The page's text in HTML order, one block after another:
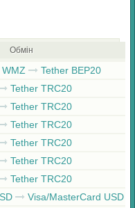
Обмін
Tether BEP20
Tether TRC20
Tether TRC20
Tether TRC20
Tether TRC20
Tether TRC20
Tether TRC20
Visa/MasterCard USD